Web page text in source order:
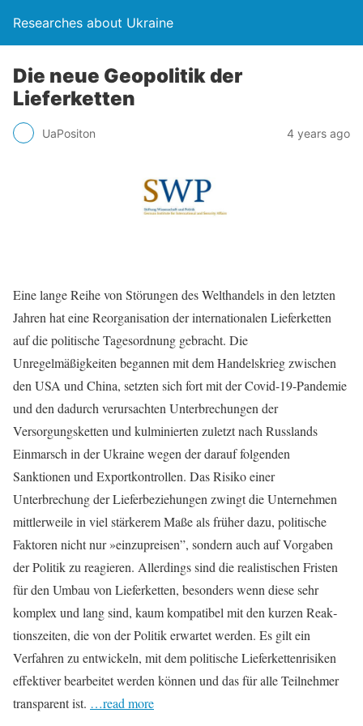
Researches about Ukraine
Die neue Geopolitik der
Lieferketten
UaPositon 4 years ago
Eine lange Reihe von Störungen des Welthandels in den letzten
Jahren hat eine Reorganisation der internationalen Lieferketten
auf die politische Tagesordnung gebracht. Die
Unregelmäßigkeiten begannen mit dem Handelskrieg zwischen
den USA und China, setzten sich fort mit der Covid-19-Pandemie
und den dadurch ver­ursachten Unterbrechungen der
Versorgungsketten und kulminierten zuletzt nach Russlands
Einmarsch in der Ukraine wegen der darauf folgenden
Sanktionen und Exportkontrollen. Das Risiko einer
Unterbrechung der Lieferbeziehungen zwingt die Unternehmen
mittlerweile in viel stärkerem Maße als früher dazu, politische
Fakto­ren nicht nur »einzupreisen”, sondern auch auf Vorgaben
der Politik zu reagieren. Allerdings sind die realistischen Fristen
für den Umbau von Lieferketten, besonders wenn diese sehr
komplex und lang sind, kaum kompatibel mit den kurzen Reak­
tions­zeiten, die von der Politik erwartet werden. Es gilt ein
Verfahren zu entwickeln, mit dem politische Lieferkettenrisiken
effektiver bearbeitet werden können und das für alle Teilnehmer
transparent ist. …read more